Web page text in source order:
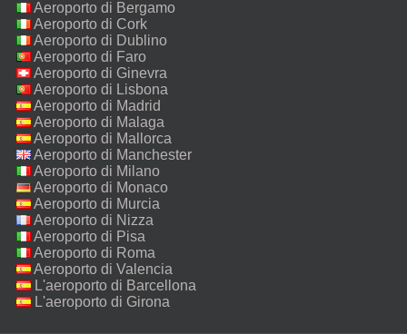
Aeroporto di Bergamo
Aeroporto di Cork
Aeroporto di Dublino
Aeroporto di Faro
Aeroporto di Ginevra
Aeroporto di Lisbona
Aeroporto di Madrid
Aeroporto di Malaga
Aeroporto di Mallorca
Aeroporto di Manchester
Aeroporto di Milano
Malpensa
Aeroporto di Monaco
Aeroporto di Murcia
Aeroporto di Nizza
Aeroporto di Pisa
Aeroporto di Roma
Fiumicino
Aeroporto di Valencia
L'aeroporto di Barcellona
L'aeroporto di Girona